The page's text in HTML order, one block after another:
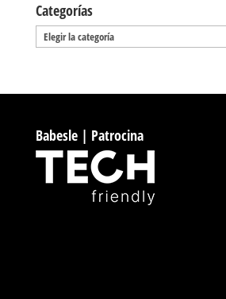
Categorías
Categorías
Babesle | Patrocina